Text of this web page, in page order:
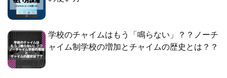
学校のチャイムはもう「鳴らない」？？ノーチ
ャイム制学校の増加とチャイムの歴史とは？？